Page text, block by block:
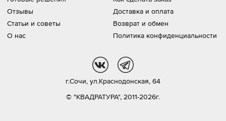
Отзывы
Статьи и советы
О нас
Доставка и оплата
Возврат и обмен
Политика конфиденциальности
© "КВАДРАТУРА", 2011-2026г.
г.Сочи, ул.Краснодонская, 64
vk